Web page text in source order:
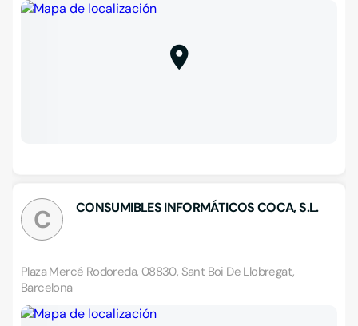
C CONSUMIBLES INFORMÁTICOS COCA, S.L.
Plaza Mercé Rodoreda, 08830, Sant Boi De Llobregat,
Barcelona